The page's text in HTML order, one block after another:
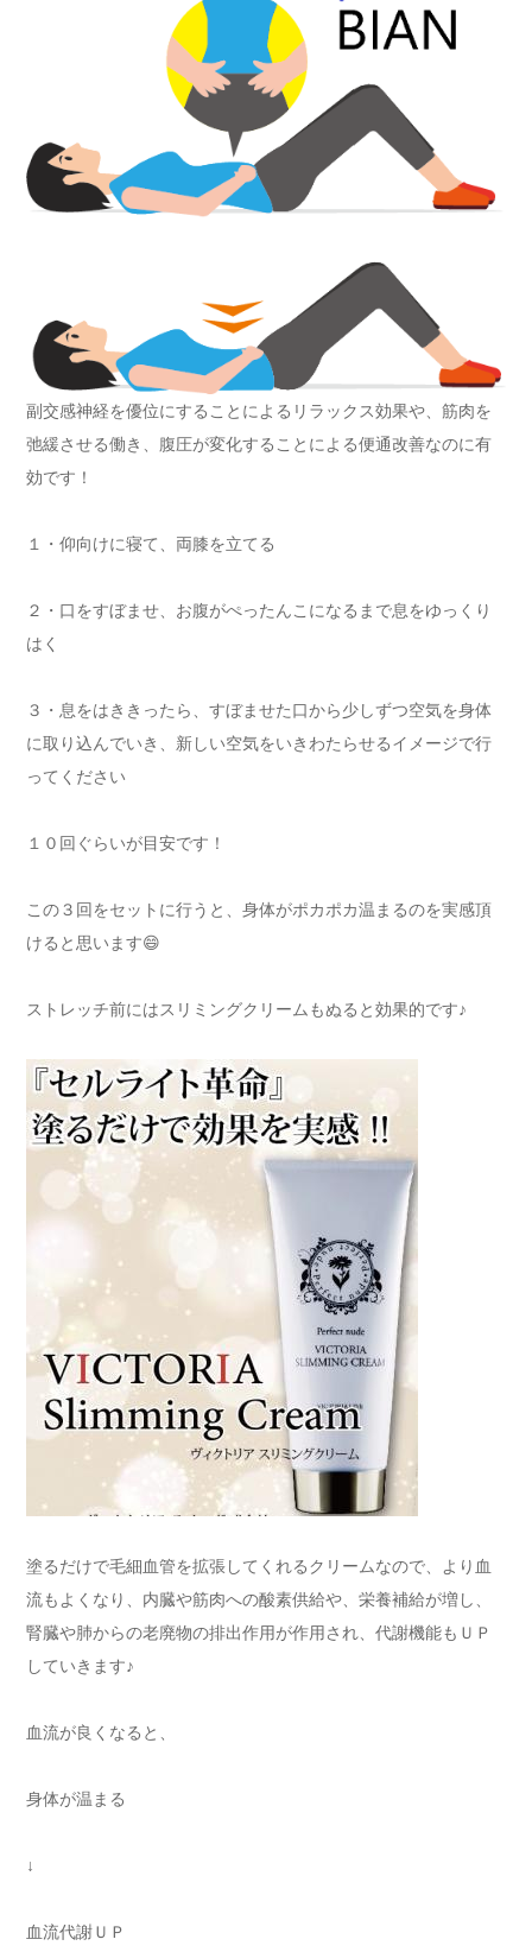
副交感神経を優位にすることによるリラックス効果や、筋肉を
弛緩させる働き、腹圧が変化することによる便通改善なのに有
効です！
１・仰向けに寝て、両膝を立てる
２・口をすぼませ、お腹がぺったんこになるまで息をゆっくり
はく
３・息をはききったら、すぼませた口から少しずつ空気を身体
に取り込んでいき、新しい空気をいきわたらせるイメージで行
ってください
１０回ぐらいが目安です！
この３回をセットに行うと、身体がポカポカ温まるのを実感頂
けると思います😄
ストレッチ前にはスリミングクリームもぬると効果的です♪
塗るだけで毛細血管を拡張してくれるクリームなので、より血
流もよくなり、内臓や筋肉への酸素供給や、栄養補給が増し、
腎臓や肺からの老廃物の排出作用が作用され、代謝機能もＵＰ
していきます♪
血流が良くなると、
身体が温まる
↓
血流代謝ＵＰ